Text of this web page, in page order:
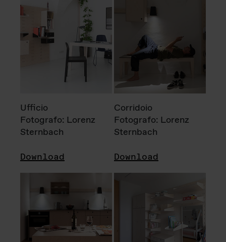
Ufficio
Fotografo: Lorenz
Sternbach
Download
Corridoio
Fotografo: Lorenz
Sternbach
Download